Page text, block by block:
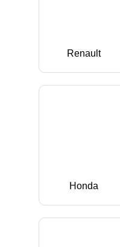
Renault
Honda